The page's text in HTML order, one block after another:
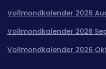
Vollmondkalender 2026
Vollmondkalender 2026
Vollmondkalender 2026